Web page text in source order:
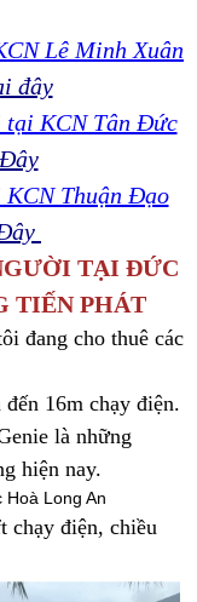
Lê Minh Xuân
đây
tại KCN Tân Đức
Thuận Đạo
TẠI ĐỨC
TIẾN PHÁT
đang cho thuê các
16m chạy điện.
là những
hiện nay.
Long An
chạy điện, chiều